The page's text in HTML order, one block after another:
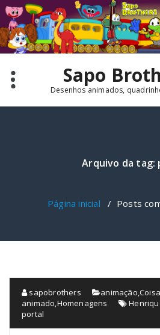
Pular
para
o
conteúdo
Sapo
Desenhos animados,
Arquivo da tag:
Página inicial / Posts
sapobrothers animação,
animado,Homenagens
portal